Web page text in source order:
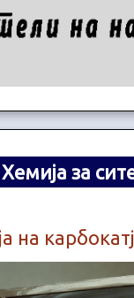
Хемија за
на